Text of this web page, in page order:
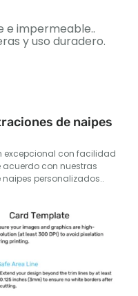
e impermeable..
y uso duradero.
de naipes
excepcional con facilidad
con nuestras
personalizados..